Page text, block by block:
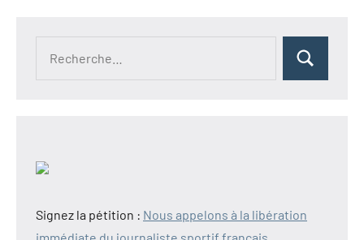
Rechercher
Signez la pétition : Nous appelons à la libération